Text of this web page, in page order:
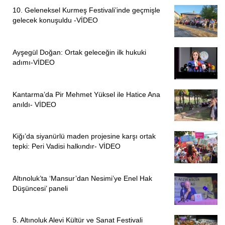
cezaevinde. “
“GERÇEK FAİLLER YARGILANANA KADAR ADALET
33’lerin mirasına yaslanarak adalet aramaya devam
şu ifadeleri
kullandı:
“Bizler adalet mücadelelerini örgüt talimatı ile değil, aklımız
yürütüyoruz. Bizden adalet mücadelemizi bırakmamızı
isteyenler bilsinler ki; ne gözaltılar, ne işkenceler ne de
olduğu gibi bugün de sokaklar ‘Suruç için adalet, Herkes
için adalet’ şiarı ile yankılanacak. Gerçek failler
vazgeçmeyeceğiz.
10. Geleneksel Kurmeş Festivali’inde geçmişle
gelecek konuşuldu -VİDEO
Ayşegül Doğan: Ortak geleceğin ilk hukuki
adımı-VİDEO
Kantarma’da Pir Mehmet Yüksel ile Hatice Ana
anıldı- VİDEO
Kiğı’da siyanürlü maden projesine karşı ortak
tepki: Peri Vadisi halkındır- VİDEO
Altınoluk’ta ‘Mansur’dan Nesimi’ye Enel Hak
Düşüncesi’ paneli
5. Altınoluk Alevi Kültür ve Sanat Festivali